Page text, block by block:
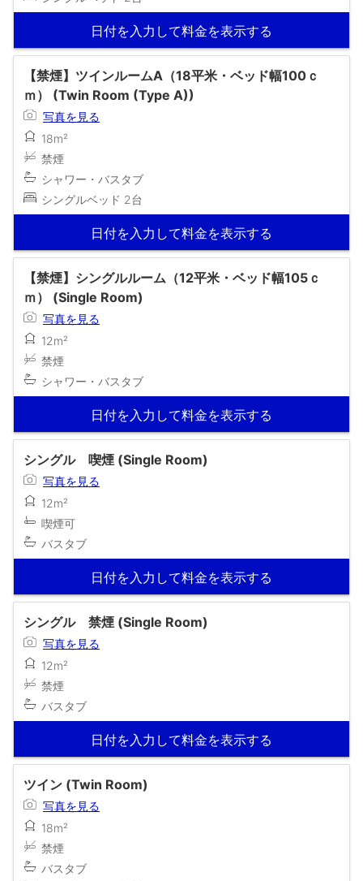
日付を入力して料金を表示する
【禁煙】ツインルームA（18平米・ベッド幅100ｃ
ｍ） (Twin Room (Type A))
写真を見る
18m²
禁煙
シャワー・バスタブ
シングルベッド 2台
日付を入力して料金を表示する
【禁煙】シングルルーム（12平米・ベッド幅105ｃ
ｍ） (Single Room)
写真を見る
12m²
禁煙
シャワー・バスタブ
日付を入力して料金を表示する
シングル 喫煙 (Single Room)
写真を見る
12m²
喫煙可
バスタブ
日付を入力して料金を表示する
シングル 禁煙 (Single Room)
写真を見る
12m²
禁煙
バスタブ
日付を入力して料金を表示する
ツイン (Twin Room)
写真を見る
18m²
禁煙
バスタブ